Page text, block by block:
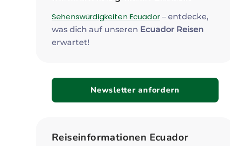
Sehenswürdigkeiten Ecuador– entdecke,
was dich auf unseren Ecuador Reisen
erwartet!
Newsletter anfordern
Reiseinformationen Ecuador